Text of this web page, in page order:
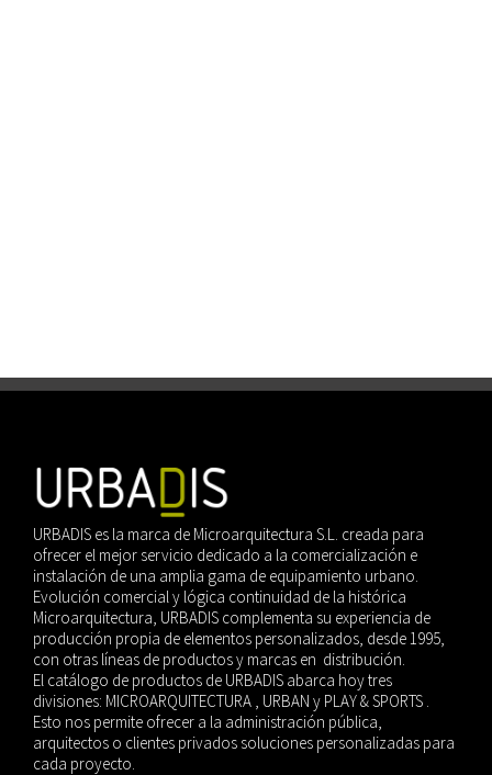
URBADIS es la marca de Microarquitectura S.L. creada para
ofrecer el mejor servicio dedicado a la comercialización e
instalación de una amplia gama de equipamiento urbano.
Evolución comercial y lógica continuidad de la histórica
Microarquitectura, URBADIS complementa su experiencia de
producción propia de elementos personalizados, desde 1995,
con otras líneas de productos y marcas en distribución.
El catálogo de productos de URBADIS abarca hoy tres
divisiones: MICROARQUITECTURA , URBAN y PLAY & SPORTS .
Esto nos permite ofrecer a la administración pública,
arquitectos o clientes privados soluciones personalizadas para
cada proyecto.